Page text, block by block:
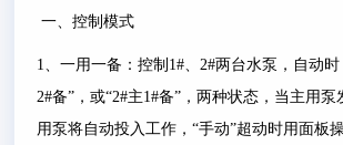
一、控制模式
1、一用一备：控制 1#、2#两台水泵，自动
2#备” ，或“2#主1#备” ，两种状态，当主用
用泵将自动投入工作，“手动”超动时用面板